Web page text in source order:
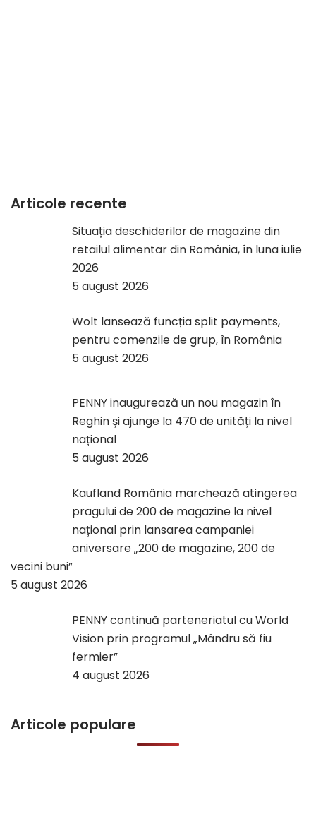
Articole recente
Situația deschiderilor de magazine din
retailul alimentar din România, în luna iulie
2026
5 august 2026
Wolt lansează funcția split payments,
pentru comenzile de grup, în România
5 august 2026
PENNY inaugurează un nou magazin în
Reghin și ajunge la 470 de unități la nivel
național
5 august 2026
Kaufland România marchează atingerea
pragului de 200 de magazine la nivel
național prin lansarea campaniei
aniversare „200 de magazine, 200 de
vecini buni”
5 august 2026
PENNY continuă parteneriatul cu World
Vision prin programul „Mândru să fiu
fermier”
4 august 2026
Articole populare